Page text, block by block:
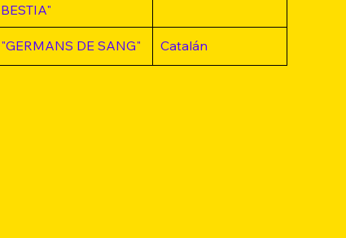
BESTIA"
"GERMANS DE SANG" Catalán